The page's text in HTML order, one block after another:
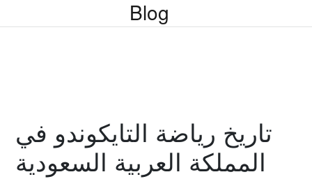
Blog
تاريخ رياضة التايكوندو في
المملكة العربية السعودية